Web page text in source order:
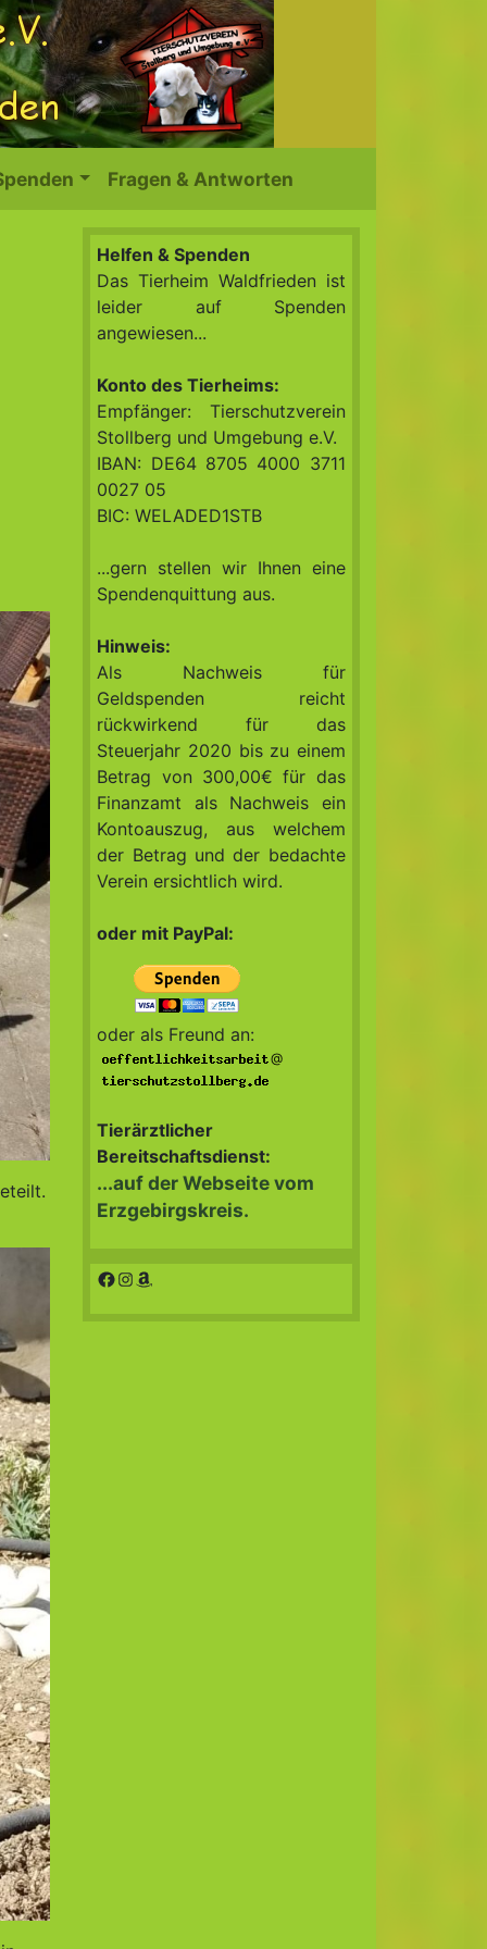
Fragen & Antworten
Helfen & Spenden
Das Tierheim Waldfrieden ist
leider auf Spenden
angewiesen...
Konto des Tierheims:
Empfänger: Tierschutzverein
Stollberg und Umgebung e.V.
IBAN: DE64 8705 4000 3711
0027 05
BIC: WELADED1STB
...gern stellen wir Ihnen eine
Spendenquittung aus.
Hinweis:
Als Nachweis für
Geldspenden reicht
rückwirkend für das
Steuerjahr 2020 bis zu einem
Betrag von 300,00€ für das
Finanzamt als Nachweis ein
Kontoauszug, aus welchem
der Betrag und der bedachte
Verein ersichtlich wird.
oder mit PayPal:
oder als Freund an:
@
Tierärztlicher
Bereitschaftsdienst:
...auf der Webseite vom
Erzgebirgskreis.
Facebook
Instagram
Amazon